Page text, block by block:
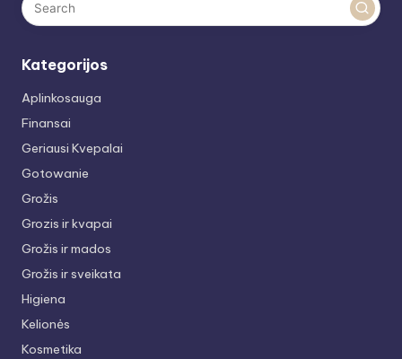
Kategorijos
Aplinkosauga
Finansai
Geriausi Kvepalai
Gotowanie
Grožis
Grozis ir kvapai
Grožis ir mados
Grožis ir sveikata
Higiena
Kelionės
Kosmetika